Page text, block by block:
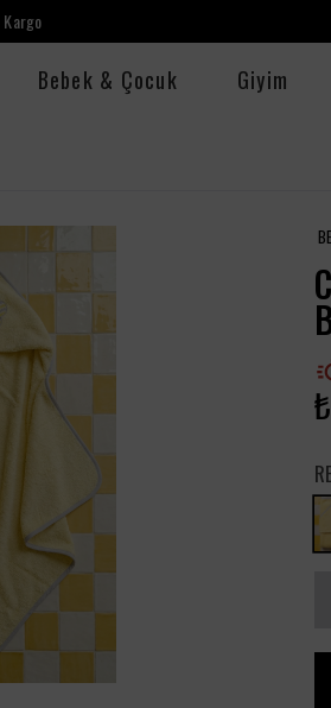
Bebek & Çocuk Giyim